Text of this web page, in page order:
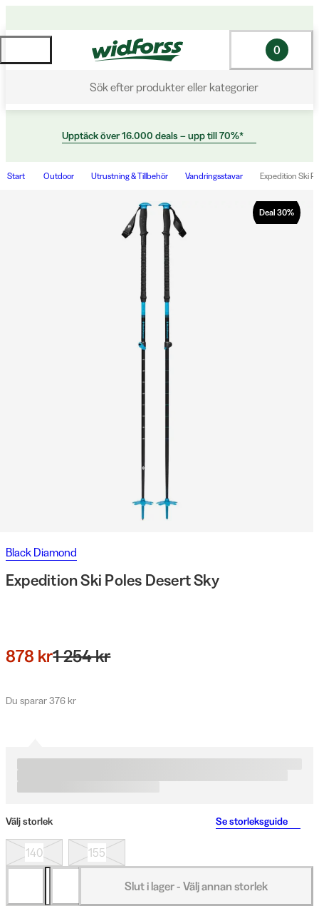
Sök efter produkter eller kategorier
0
Upptäck över 16.000 deals – upp till 70%*
Start Outdoor Utrustning & Tillbehör Vandringsstavar Expedition Ski
Deal 30%
Black Diamond
Expedition Ski Poles Desert Sky
878 kr1 254 kr
Du sparar 376 kr
Välj storlek Se storleksguide
140 155
Slut i lager - Välj annan storlek